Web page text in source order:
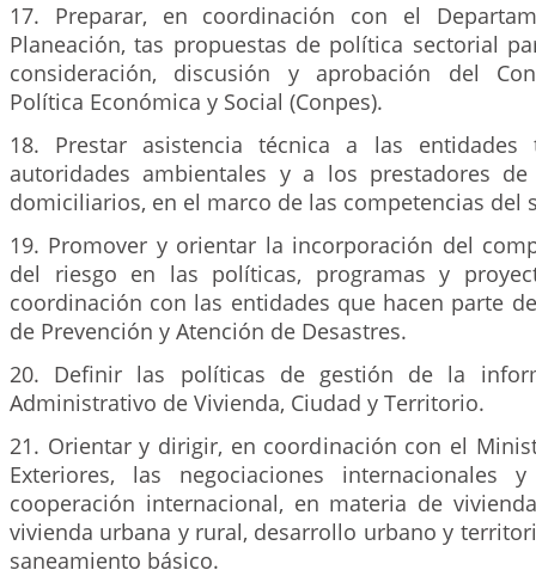
17. Preparar, en coordinación con el
Planeación, tas propuestas de política sectorial
consideración, discusión y aprobación del
Política Económica y Social (Conpes).
18. Prestar asistencia técnica a las entidades
autoridades ambientales y a los prestadores
domiciliarios, en el marco de las competencias del
19. Promover y orientar la incorporación del
del riesgo en las políticas, programas y
coordinación con las entidades que hacen parte
de Prevención y Atención de Desastres.
20. Definir las políticas de gestión de la
Administrativo de Vivienda, Ciudad y Territorio.
21. Orientar y dirigir, en coordinación con el
Exteriores, las negociaciones internacionales
cooperación internacional, en materia de
vivienda urbana y rural, desarrollo urbano y
saneamiento básico.